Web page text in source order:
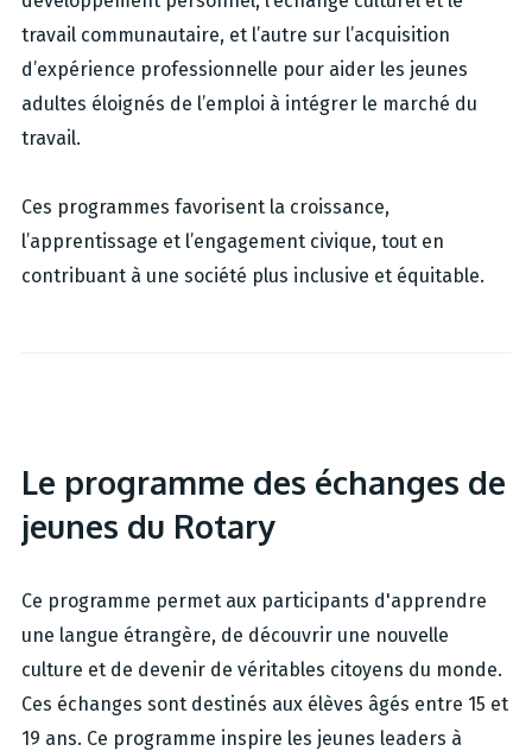
travail communautaire, et l’autre sur l’acquisition
d’expérience professionnelle pour aider les jeunes
adultes éloignés de l’emploi à intégrer le marché du
travail.
Ces programmes favorisent la croissance,
l’apprentissage et l’engagement civique, tout en
contribuant à une société plus inclusive et équitable.
Le programme des échanges de
jeunes du Rotary
Ce programme permet aux participants d'apprendre
une langue étrangère, de découvrir une nouvelle
culture et de devenir de véritables citoyens du monde.
Ces échanges sont destinés aux élèves âgés entre 15 et
19 ans. Ce programme inspire les jeunes leaders à